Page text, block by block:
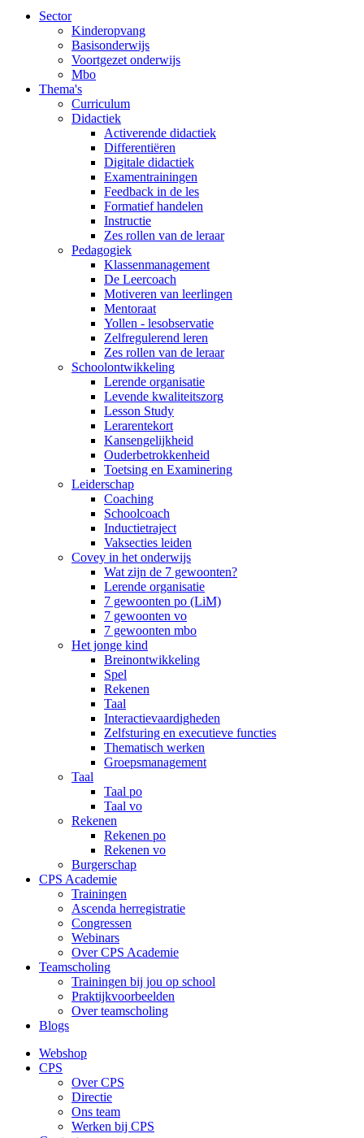
Sector
Kinderopvang
Basisonderwijs
Voortgezet onderwijs
Mbo
Thema's
Curriculum
Didactiek
Activerende didactiek
Differentiëren
Digitale didactiek
Examentrainingen
Feedback in de les
Formatief handelen
Instructie
Zes rollen van de leraar
Pedagogiek
Klassenmanagement
De Leercoach
Motiveren van leerlingen
Mentoraat
Yollen - lesobservatie
Zelfregulerend leren
Zes rollen van de leraar
Schoolontwikkeling
Lerende organisatie
Levende kwaliteitszorg
Lesson Study
Lerarentekort
Kansengelijkheid
Ouderbetrokkenheid
Toetsing en Examinering
Leiderschap
Coaching
Schoolcoach
Inductietraject
Vaksecties leiden
Covey in het onderwijs
Wat zijn de 7 gewoonten?
Lerende organisatie
7 gewoonten po (LiM)
7 gewoonten vo
7 gewoonten mbo
Het jonge kind
Breinontwikkeling
Spel
Rekenen
Taal
Interactievaardigheden
Zelfsturing en executieve functies
Thematisch werken
Groepsmanagement
Taal
Taal po
Taal vo
Rekenen
Rekenen po
Rekenen vo
Burgerschap
CPS Academie
Trainingen
Ascenda herregistratie
Congressen
Webinars
Over CPS Academie
Teamscholing
Trainingen bij jou op school
Praktijkvoorbeelden
Over teamscholing
Blogs
Webshop
CPS
Over CPS
Directie
Ons team
Werken bij CPS